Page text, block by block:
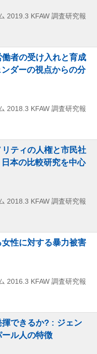
2019.3 KFAW 調査研究報
者の受け入れと育成
ダーの視点からの分
2018.3 KFAW 調査研究報
ティの人権と市民社
本の比較研究を中心
2018.3 KFAW 調査研究報
性に対する暴力被害
2016.3 KFAW 調査研究報
できるか? : ジェン
ル人の特徴